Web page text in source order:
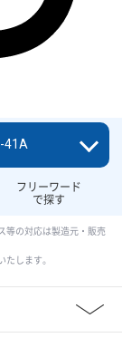
フリーワード
で探す
41A
等の対応は製造元・販売
します。